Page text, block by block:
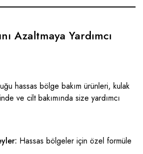
Azaltmaya Yardımcı
hassas bölge bakım ürünleri, kulak
ve cilt bakımında size yardımcı
Hassas bölgeler için özel formüle